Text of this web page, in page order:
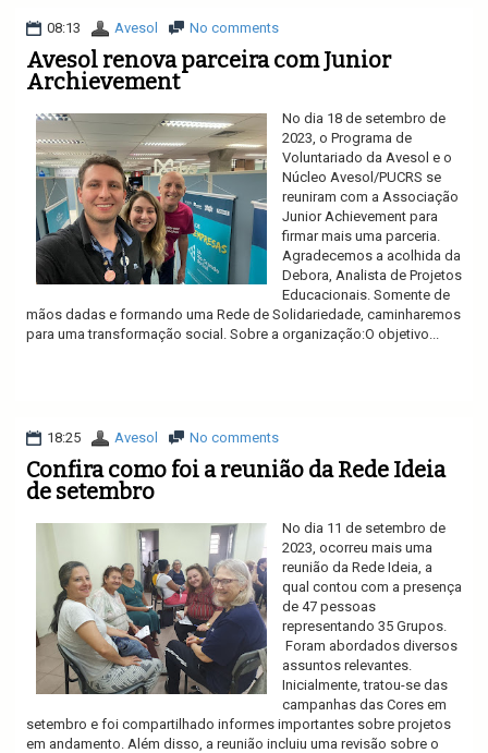
08:13 Avesol No comments
Avesol renova parceira com Junior
Archievement
No dia 18 de setembro de
2023, o Programa de
Voluntariado da Avesol e o
Núcleo Avesol/PUCRS se
reuniram com a Associação
Junior Achievement para
firmar mais uma parceria.
Agradecemos a acolhida da
Debora, Analista de Projetos
Educacionais. Somente de
mãos dadas e formando uma Rede de Solidariedade, caminharemos
para uma transformação social. Sobre a organização:O objetivo...
18:25 Avesol No comments
Confira como foi a reunião da Rede Ideia
de setembro
No dia 11 de setembro de
2023, ocorreu mais uma
reunião da Rede Ideia, a
qual contou com a presença
de 47 pessoas
representando 35 Grupos.
Foram abordados diversos
assuntos relevantes.
Inicialmente, tratou-se das
campanhas das Cores em
setembro e foi compartilhado informes importantes sobre projetos
em andamento. Além disso, a reunião incluiu uma revisão sobre o